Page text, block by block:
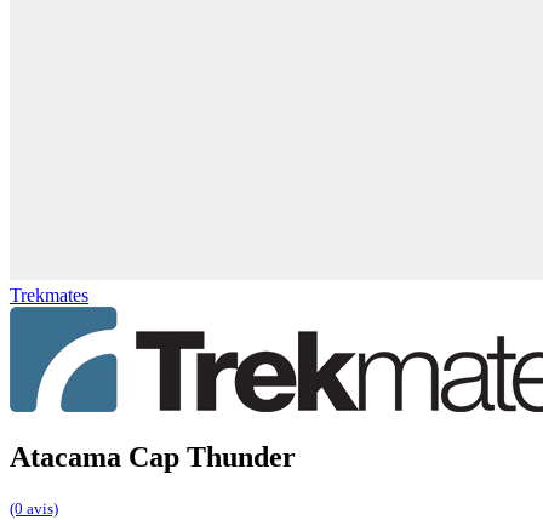
Trekmates
Atacama Cap Thunder
(0 avis)